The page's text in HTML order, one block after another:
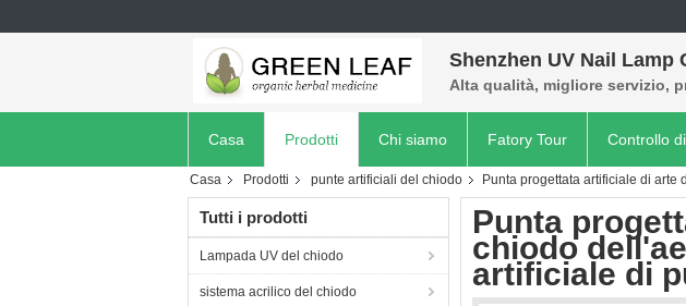
Shenzhen UV Nail Lamp
Alta qualità, migliore servizio,
Casa Prodotti Chi siamo Fatory Tour Controllo
Casa Prodotti punte artificiali del chiodo Punta progettata artificiale di
Tutti i prodotti
Lampada UV del chiodo
sistema acrilico del chiodo
Punta
chiodo
artificiale di